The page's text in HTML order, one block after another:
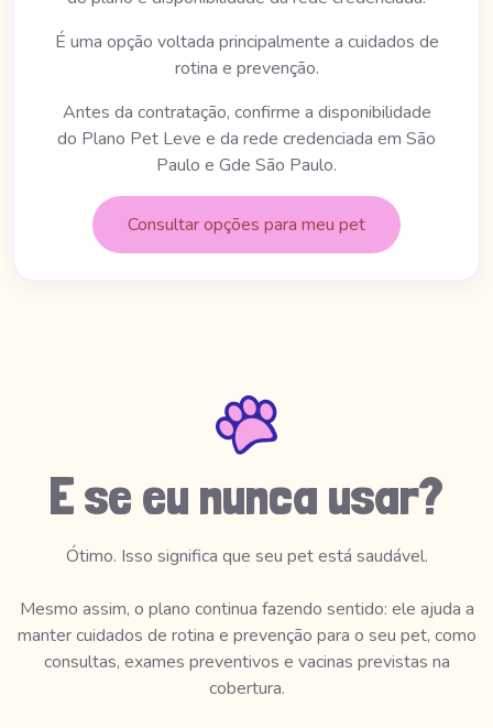
É uma opção voltada principalmente a cuidados de
rotina e prevenção.
Antes da contratação, confirme a disponibilidade
do Plano Pet Leve e da rede credenciada em São
Paulo e Gde São Paulo.
Consultar opções para meu pet
E se eu nunca usar?
Ótimo. Isso significa que seu pet está saudável.
Mesmo assim, o plano continua fazendo sentido: ele ajuda a
manter cuidados de rotina e prevenção para o seu pet, como
consultas, exames preventivos e vacinas previstas na
cobertura.